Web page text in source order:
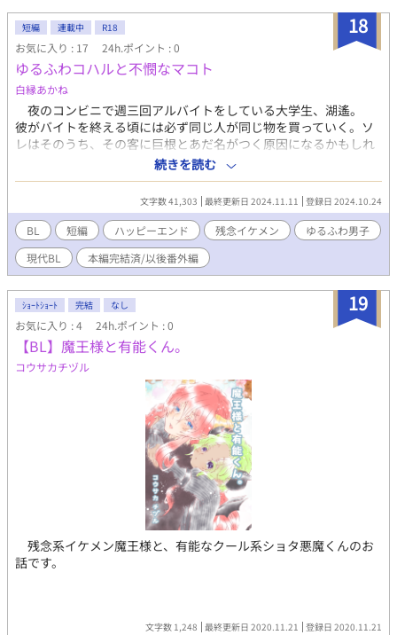
※箇条書きで書かれただけでは納得出来ない派閥なので全体的に
テンポが遅いです。
18
短編 連載中 R18
お気に入り : 17 24h.ポイント : 0
ゆるふわコハルと不憫なマコト
白縁あかね
夜のコンビニで週三回アルバイトをしている大学生、湖遙。
彼がバイトを終える頃には必ず同じ人が同じ物を買っていく。ソ
レはそのうち、その客に巨根とあだ名がつく原因になるかもしれ
ない物で……。 モテるのにアレが大き過ぎて振られまくる残念
イケメン社会人真×『セックスは後腐れなく』がモットーのゆる
ふわ系大学生湖遙 付き合っていると思っている真とセフレだと
思っている湖遙のすれ違いコメディ風BL。 R18指定話には表記
します。 受けがモブと致している事を連想させる表現有り。
一部無理矢理表現ありますが、最終的にはハッピーエンドです。
全11話、本編完結済み。 そのうち番外編更新する、かも？
続きを読む
文字数 41,303 最終更新日 2024.11.11 登録日 2024.10.24
BL 短編 ハッピーエンド 残念イケメン
ゆるふわ男子
現代BL
本編完結済/以後番外編
19
ｼｮｰﾄｼｮｰﾄ 完結 なし
お気に入り : 4 24h.ポイント : 0
【BL】魔王様と有能くん。
コウサカチヅル
残念系イケメン魔王様と、有能なクール系ショタ悪魔くんのお
話です。
文字数 1,248 最終更新日 2020.11.21 登録日 2020.11.21